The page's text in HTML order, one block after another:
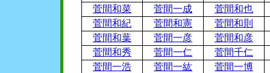
菅間和菜
菅間一成
菅間和也
菅間和紀
菅間和憲
菅間和則
菅間和葉
菅間一彦
菅間和彦
菅間和秀
菅間一仁
菅間千仁
菅間一浩
菅間一紘
菅間一博